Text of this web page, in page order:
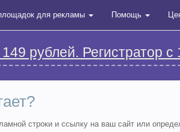
для рекламы Помощь
рублей. Регистратор
строки и ссылку на ваш сайт или